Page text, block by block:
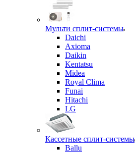
Мульти сплит-системы
Daichi
Axioma
Daikin
Kentatsu
Midea
Royal Clima
Funai
Hitachi
LG
Кассетные сплит-системы
Ballu